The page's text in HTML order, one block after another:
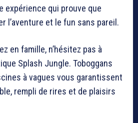
expérience qui prouve que
l’aventure et le fun sans pareil.
en famille, n’hésitez pas à
Splash Jungle. Toboggans
à vagues vous garantissent
rempli de rires et de plaisirs